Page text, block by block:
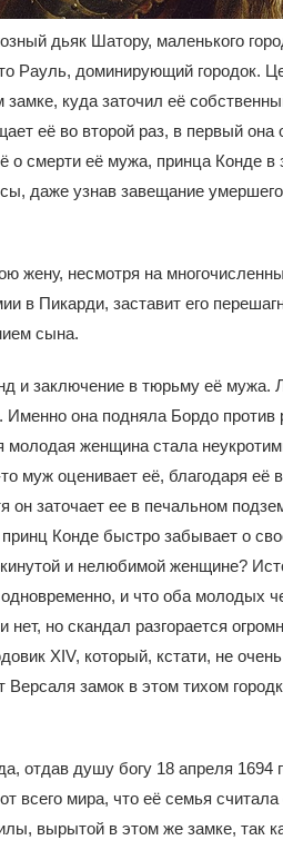
дьяк Шатору, маленького
Рауль, доминирующий городок.
куда заточил её
её во второй раз, в первый она
о смерти её мужа, принца Конде
даже узнав завещание
жену, несмотря на
в Пикарди, заставит его
сына.
и заключение в тюрьму её мужа.
Именно она подняла Бордо против
молодая женщина стала
муж оценивает её, благодаря её
он заточает ее в печальном
Конде быстро забывает о
и нелюбимой женщине?
и что оба молодых
но скандал разгорается
XIV, который, кстати, не
замок в этом тихом
отдав душу богу 18 апреля 1694
всего мира, что её семья
вырытой в этом же замке, так